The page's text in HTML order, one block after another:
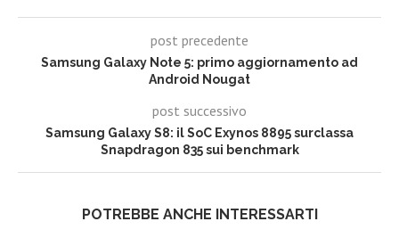
post precedente
Samsung Galaxy Note 5: primo aggiornamento ad
Android Nougat
post successivo
Samsung Galaxy S8: il SoC Exynos 8895 surclassa
Snapdragon 835 sui benchmark
POTREBBE ANCHE INTERESSARTI